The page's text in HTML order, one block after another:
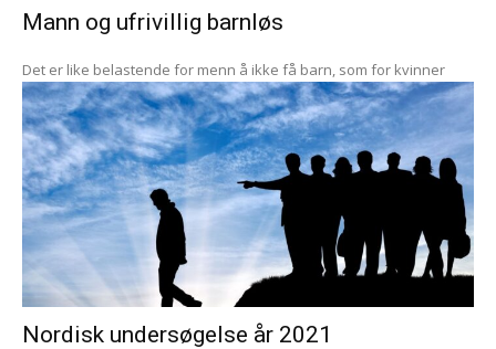
Mann og ufrivillig barnløs
Det er like belastende for menn å ikke få barn, som for kvinner
Nordisk undersøgelse år 2021